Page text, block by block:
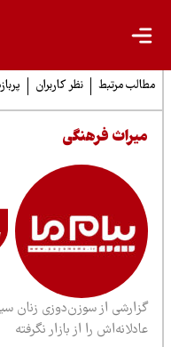
مرتبط نظر کاربران پربازدیدها
فرهنگی
از سوزن‌دوزی زنان
را از بازار نگرفته